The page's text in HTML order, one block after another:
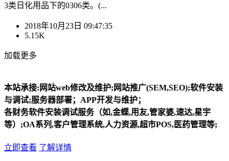
3类日化用品下的0306类。(...
2018年10月23日 09:47:35
5.15K
加载更多
本站承接:网站web修改及维护;网站推广(SEM,SEO);软件安装
与调试;服务器部署；APP开发与维护；
各财务软件安装调试服务（如,金蝶,用友,管家婆,速达,星宇
等）;OA系列,客户管理系统,人力资源,超市POS,医药管理等;
立即查看 了解详情